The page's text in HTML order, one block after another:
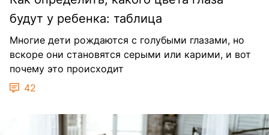
будут у ребенка: таблица
Многие дети рождаются с голубыми глазами, но
вскоре они становятся серыми или карими, и вот
почему это происходит
42